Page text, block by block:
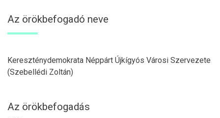
Az örökbefogadó neve
Kereszténydemokrata Néppárt Újkígyós Városi Szervezete
(Szebellédi Zoltán)
Az örökbefogadás